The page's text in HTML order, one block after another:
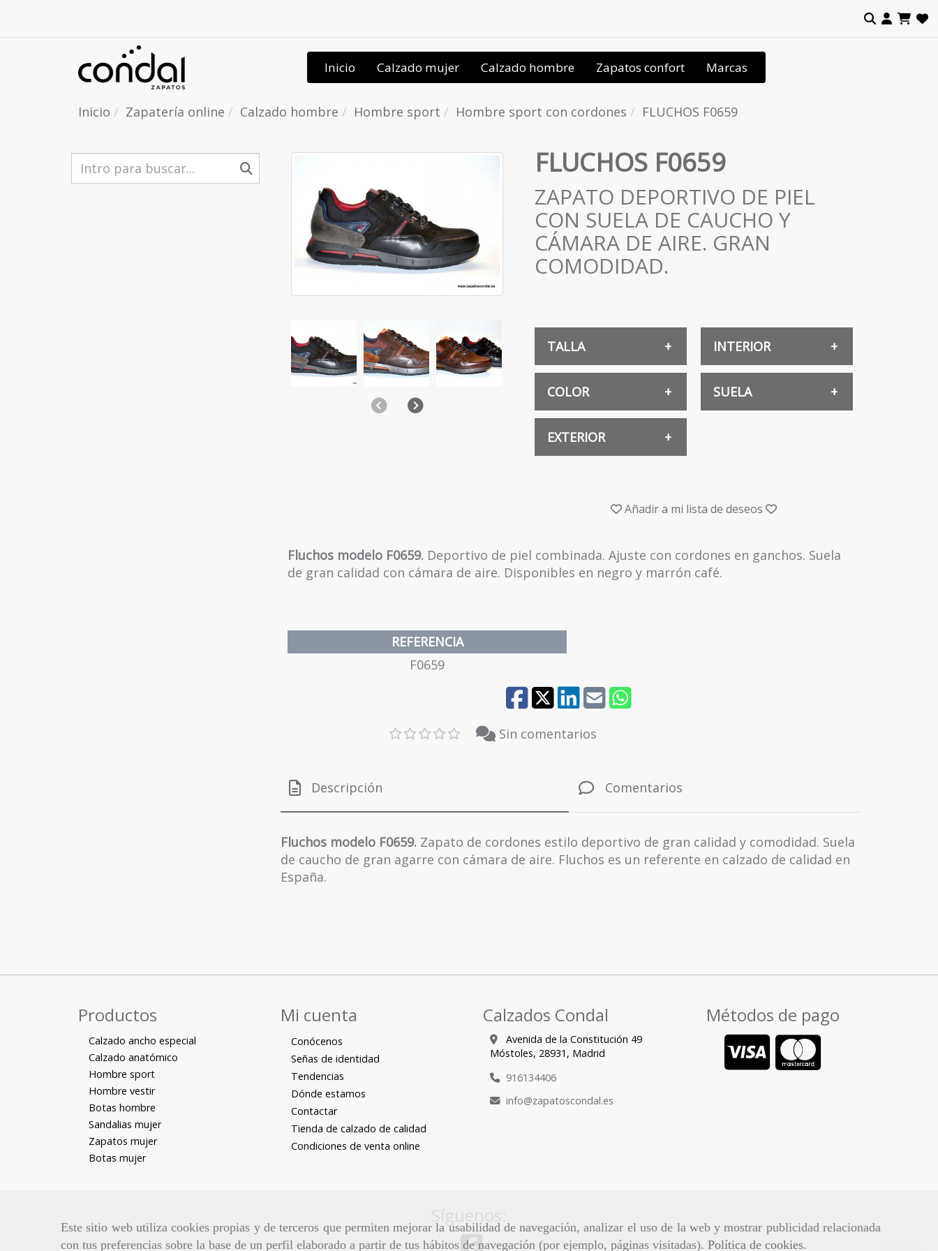
Este sitio web utiliza cookies propias y de terceros que permiten mejorar la usabilidad de navegación, analizar el uso de la web y mostrar publicidad relacionada
con tus preferencias sobre la base de un perfil elaborado a partir de tus hábitos de navegación (por ejemplo, páginas visitadas). Política de cookies.
Inicio Calzado mujer Calzado hombre Zapatos confort Marcas
Inicio Zapatería online Calzado hombre Hombre sport Hombre sport con cordones FLUCHOS F0659
AnteriorSiguiente
FLUCHOS F0659
ZAPATO DEPORTIVO DE PIEL
CON SUELA DE CAUCHO Y
CÁMARA DE AIRE. GRAN
COMODIDAD.
TALLA
40
COLOR
NEGRO
EXTERIOR
INTERIOR
MICROFIBRA
SUELA
Añadir a mi lista de deseos
Fluchos modelo F0659. Deportivo de piel combinada. Ajuste con cordones en ganchos. Suela
de gran calidad con cámara de aire. Disponibles en negro y marrón café.
REFERENCIA
F0659
Sin comentarios
Descripción Comentarios
Fluchos modelo F0659. Zapato de cordones estilo deportivo de gran calidad y comodidad. Suela
de caucho de gran agarre con cámara de aire. Fluchos es un referente en calzado de calidad en
España.
Productos
Calzado ancho especial
Calzado anatómico
Hombre sport
Hombre vestir
Botas hombre
Sandalias mujer
Zapatos mujer
Botas mujer
Mi cuenta
Conócenos
Señas de identidad
Tendencias
Dónde estamos
Contactar
Tienda de calzado de calidad
Condiciones de venta online
Calzados Condal
Avenida de la Constitución 49
Móstoles, 28931, Madrid
916134406
info
zapatoscondal.es
Métodos de pago